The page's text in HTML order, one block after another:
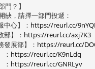
門？】
缺，請擇一部門投遞：
心】： https://reurl.cc/
部】： https://reurl.cc/axj7K3
展部】： https://reurl.cc/
： https://reurl.cc/K9nLdq
： https://reurl.cc/GNRLyv